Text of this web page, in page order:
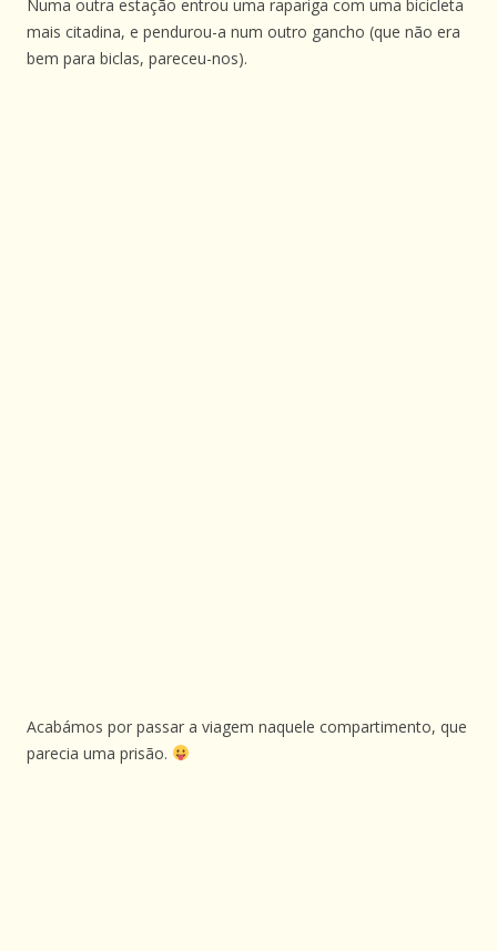
Numa outra estação entrou uma rapariga com uma bicicleta
mais citadina, e pendurou-a num outro gancho (que não era
bem para biclas, pareceu-nos).
Acabámos por passar a viagem naquele compartimento, que
parecia uma prisão.